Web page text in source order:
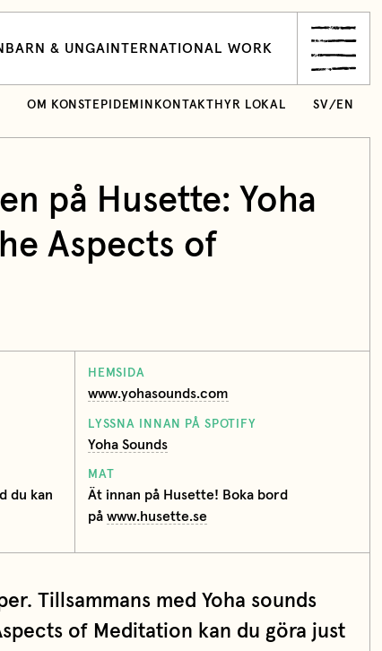
BARN & UNGA INTERNATIONAL WORK
OM KONSTEPIDEMIN KONTAKT HYR LOKAL SV/ EN
på Husette: Yoha
Aspects of
du kan
HEMSIDA
www.yohasounds.com
LYSSNA INNAN PÅ SPOTIFY
Yoha Sounds
MAT
Ät innan på Husette! Boka bord
på www.husette.se
Tillsammans med Yoha sounds
of Meditation kan du göra just